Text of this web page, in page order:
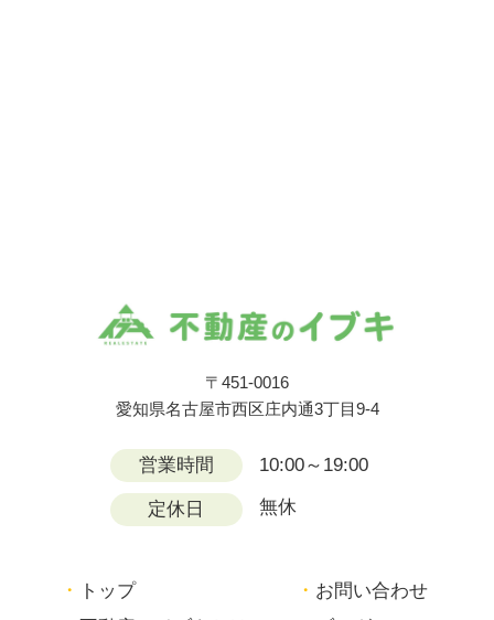
〒451-0016
愛知県名古屋市西区庄内通3丁目9-4
営業時間 10:00～19:00
定休日 無休
トップ
お問い合わせ